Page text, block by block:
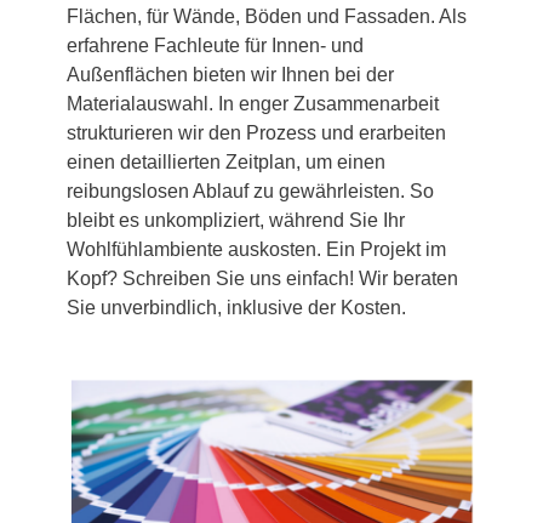
Flächen, für Wände, Böden und Fassaden. Als
erfahrene Fachleute für Innen- und
Außenflächen bieten wir Ihnen bei der
Materialauswahl. In enger Zusammenarbeit
strukturieren wir den Prozess und erarbeiten
einen detaillierten Zeitplan, um einen
reibungslosen Ablauf zu gewährleisten. So
bleibt es unkompliziert, während Sie Ihr
Wohlfühlambiente auskosten. Ein Projekt im
Kopf? Schreiben Sie uns einfach! Wir beraten
Sie unverbindlich, inklusive der Kosten.